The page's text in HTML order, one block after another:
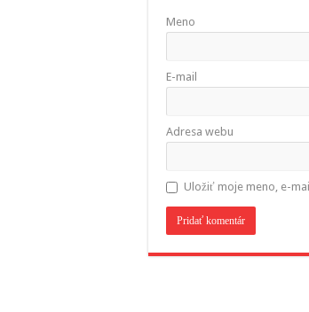
Meno
E-mail
Adresa webu
Uložiť moje meno, e-